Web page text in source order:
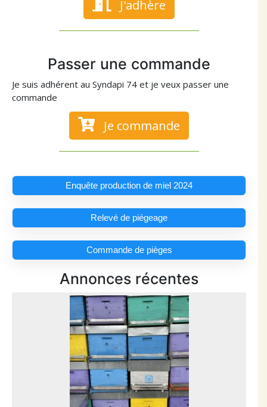
J'adhère
Passer une commande
Je suis adhérent au Syndapi 74 et je veux passer une
commande
Je commande
Enquête production de miel 2024
Relevé de piégeage
Commande de pièges
Annonces récentes